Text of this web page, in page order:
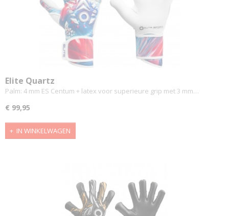
Elite Quartz
Palm: 4 mm ES Centum + latex voor superieure grip met 3 mm…
€ 99,95
IN WINKELWAGEN